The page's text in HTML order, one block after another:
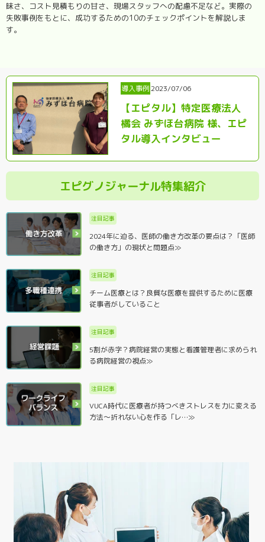
昧さ、コスト見積もりの甘さ、現場スタッフへの配慮不足など。実際の
失敗事例をもとに、成功するための10のチェックポイントを解説しま
す。
導入事例2023/07/06
【エピタル】特定医療法人
橘会 みずほ台病院 様、エピ
タル導入インタビュー
エピグノジャーナル特集紹介
注目記事
2024年に迫る、医師の働き方改革の要点は？「医師
の働き方」の現状と問題点≫
注目記事
チーム医療とは？良質な医療を提供するために医療
従事者がしていること
注目記事
5割が赤字？病院経営の実態と看護管理者に求められ
る病院経営の視点≫
注目記事
VUCA時代に医療者が持つべきストレスを力に変える
方法～折れない心を作る「レ…≫